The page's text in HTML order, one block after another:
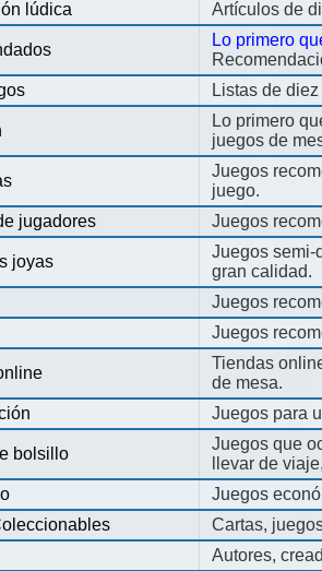
lúdica
Artículos de
Lo primero
Listas de
Lo primero
juegos de
Juegos
juego.
jugadores
Juegos
joyas
Juegos semi-
gran calidad.
Juegos
Juegos
Tiendas
de mesa.
Juegos para
bolsillo
Juegos que
llevar de
Juegos
Cartas,
Autores,